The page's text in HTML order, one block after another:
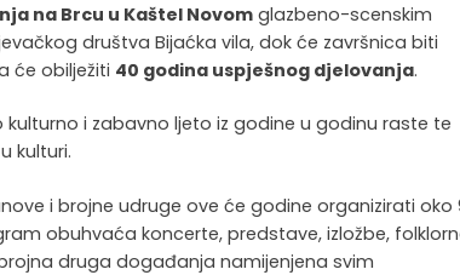
na Brcu u Kaštel Novom glazbeno-scenskim
društva Bijaćka vila, dok će završnica biti
će obilježiti 40 godina uspješnog djelovanja.
i zabavno ljeto iz godine u godinu raste te
kulturi.
i brojne udruge ove će godine organizirati oko
obuhvaća koncerte, predstave, izložbe,
druga događanja namijenjena svim